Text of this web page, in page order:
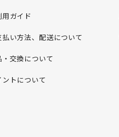
用ガイド
払い方法、配送について
・交換について
ントについて